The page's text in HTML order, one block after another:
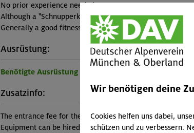
No prior experience needed
Although a "Schnupperkurs" may be useful to try out
Generally a good fitness level
Ausrüstung:
Benötigte Ausrüstung für diese Veranstaltung
Zusatzinfo:
The entrance fee for the gym and equipment hire are
Equipment can be hired on site., All courses of this type
Wir benötigen deine
Cookies helfen uns dabei,
schützen und zu verbessern.